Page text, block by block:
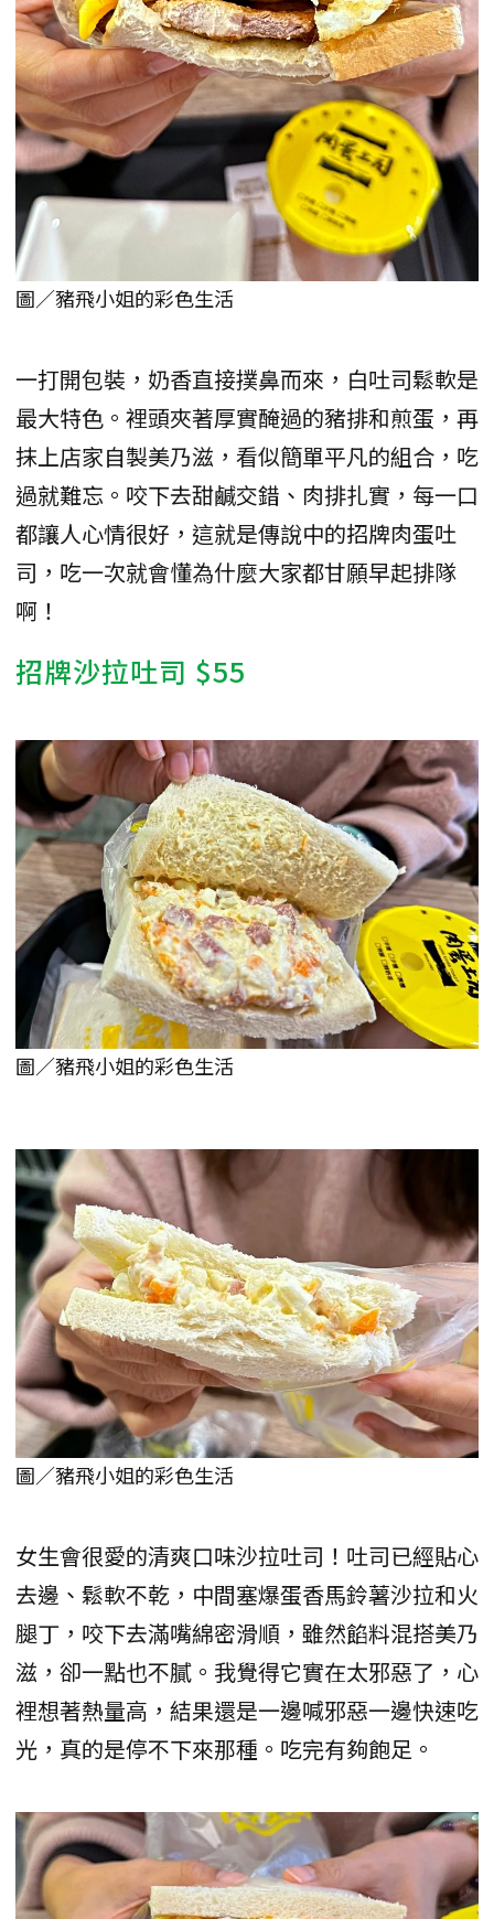
圖／豬飛小姐的彩色生活
一打開包裝，奶香直接撲鼻而來，白吐司鬆軟是
最大特色。裡頭夾著厚實醃過的豬排和煎蛋，再
抹上店家自製美乃滋，看似簡單平凡的組合，吃
過就難忘。咬下去甜鹹交錯、肉排扎實，每一口
都讓人心情很好，這就是傳說中的招牌肉蛋吐
司，吃一次就會懂為什麼大家都甘願早起排隊
啊！
招牌沙拉吐司 $55
圖／豬飛小姐的彩色生活
圖／豬飛小姐的彩色生活
女生會很愛的清爽口味沙拉吐司！吐司已經貼心
去邊、鬆軟不乾，中間塞爆蛋香馬鈴薯沙拉和火
腿丁，咬下去滿嘴綿密滑順，雖然餡料混搭美乃
滋，卻一點也不膩。我覺得它實在太邪惡了，心
裡想著熱量高，結果還是一邊喊邪惡一邊快速吃
光，真的是停不下來那種。吃完有夠飽足。